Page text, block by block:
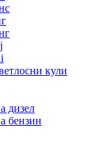
кули
дизел
бензин